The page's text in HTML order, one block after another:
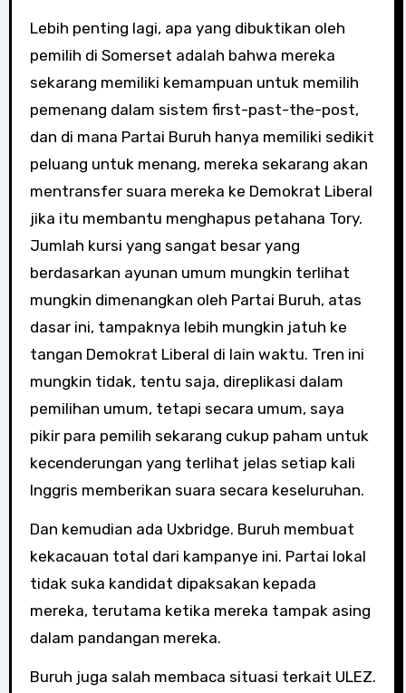
Lebih penting lagi, apa yang dibuktikan oleh
pemilih di Somerset adalah bahwa mereka
sekarang memiliki kemampuan untuk memilih
pemenang dalam sistem first-past-the-post,
dan di mana Partai Buruh hanya memiliki sedikit
peluang untuk menang, mereka sekarang akan
mentransfer suara mereka ke Demokrat Liberal
jika itu membantu menghapus petahana Tory.
Jumlah kursi yang sangat besar yang
berdasarkan ayunan umum mungkin terlihat
mungkin dimenangkan oleh Partai Buruh, atas
dasar ini, tampaknya lebih mungkin jatuh ke
tangan Demokrat Liberal di lain waktu. Tren ini
mungkin tidak, tentu saja, direplikasi dalam
pemilihan umum, tetapi secara umum, saya
pikir para pemilih sekarang cukup paham untuk
kecenderungan yang terlihat jelas setiap kali
Inggris memberikan suara secara keseluruhan.
Dan kemudian ada Uxbridge. Buruh membuat
kekacauan total dari kampanye ini. Partai lokal
tidak suka kandidat dipaksakan kepada
mereka, terutama ketika mereka tampak asing
dalam pandangan mereka.
Buruh juga salah membaca situasi terkait ULEZ.